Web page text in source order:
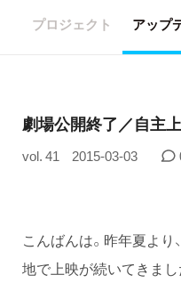
プロジェクト アップ
劇場公開終了／自主
vol. 41 2015-03-03
こんばんは。昨年夏より
地で上映が続いてきま